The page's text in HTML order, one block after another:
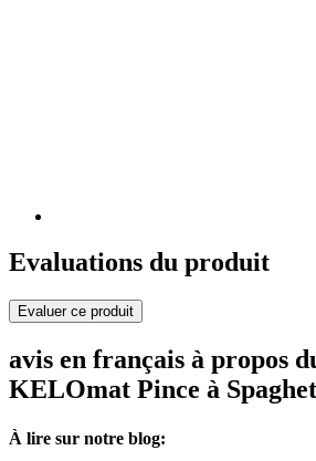
Evaluations du produit
Evaluer ce produit
avis en français à propos
KELOmat Pince à
À lire sur notre blog: